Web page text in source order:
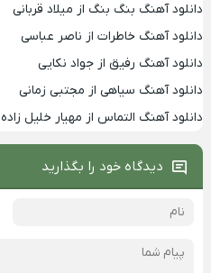
دانلود آهنگ بنگ بنگ از میلاد قربانی
دانلود آهنگ خاطرات از ناصر عباسی
دانلود آهنگ رفیق از جواد نکایی
دانلود آهنگ سیاهی از مجتبی زمانی
دانلود آهنگ التماس از مهیار خلیل زاده
دیدگاه خود را بگذارید